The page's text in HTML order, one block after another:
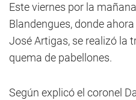
Este viernes por la
Blandengues, donde
José Artigas, se realizó la
quema de pabellones.
Según explicó el coronel